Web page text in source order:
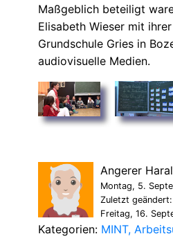
Maßgeblich beteiligt
Elisabeth Wieser mit
Grundschule Gries in
audiovisuelle Medien.
Angerer
Montag, 5.
Zuletzt geändert:
Freitag, 16.
Kategorien: MINT